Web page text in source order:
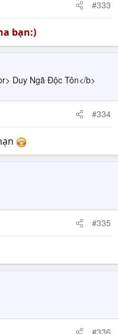
#333
bạn:)
Duy Ngã Độc Tôn</b>
#334
#335
#336